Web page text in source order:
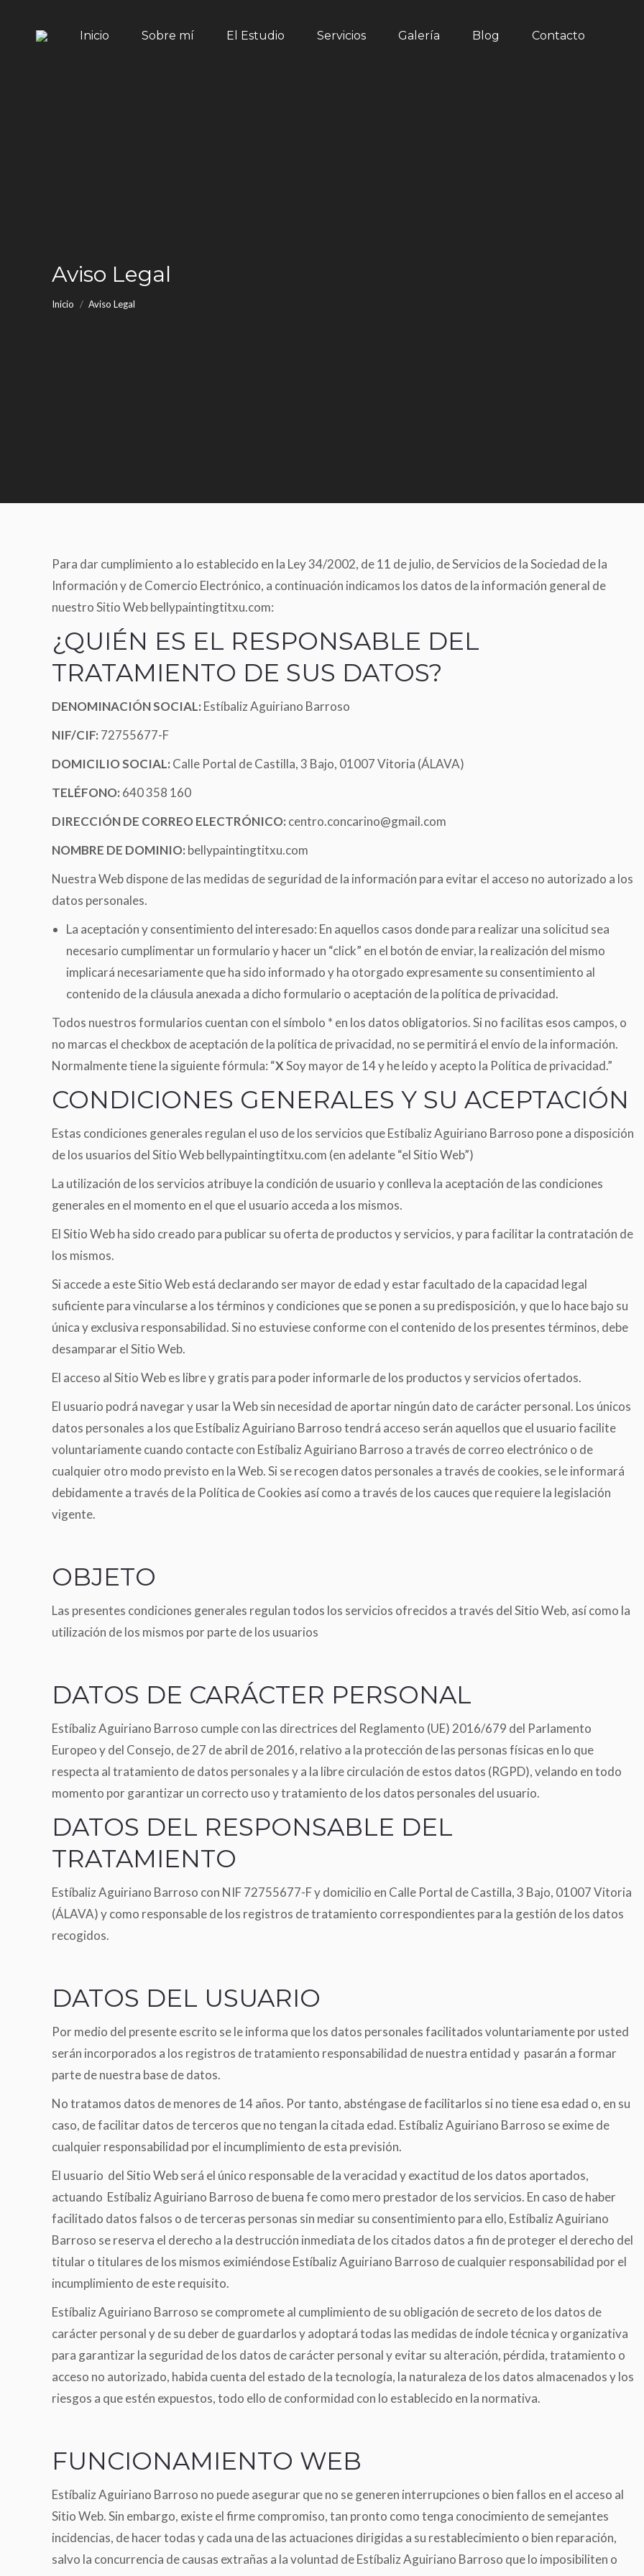
Inicio Sobre mí El Estudio Servicios Galería Blog Contacto
Aviso Legal
Inicio Aviso Legal
Para dar cumplimiento a lo establecido en la Ley 34/2002, de 11 de julio, de Servicios de la Sociedad de la
Información y de Comercio Electrónico, a continuación indicamos los datos de la información general de
nuestro Sitio Web bellypaintingtitxu.com:
¿QUIÉN ES EL RESPONSABLE DEL
TRATAMIENTO DE SUS DATOS?
DENOMINACIÓN SOCIAL: Estíbaliz Aguiriano Barroso
NIF/CIF: 72755677-F
DOMICILIO SOCIAL: Calle Portal de Castilla, 3 Bajo, 01007 Vitoria (ÁLAVA)
TELÉFONO: 640 358 160
DIRECCIÓN DE CORREO ELECTRÓNICO: centro.concarino@gmail.com
NOMBRE DE DOMINIO: bellypaintingtitxu.com
Nuestra Web dispone de las medidas de seguridad de la información para evitar el acceso no autorizado a los
datos personales.
La aceptación y consentimiento del interesado: En aquellos casos donde para realizar una solicitud sea
necesario cumplimentar un formulario y hacer un “click” en el botón de enviar, la realización del mismo
implicará necesariamente que ha sido informado y ha otorgado expresamente su consentimiento al
contenido de la cláusula anexada a dicho formulario o aceptación de la política de privacidad.
Todos nuestros formularios cuentan con el símbolo * en los datos obligatorios. Si no facilitas esos campos, o
no marcas el checkbox de aceptación de la política de privacidad, no se permitirá el envío de la información.
Normalmente tiene la siguiente fórmula: “XSoy mayor de 14 y he leído y acepto la Política de privacidad.”
CONDICIONES GENERALES Y SU ACEPTACIÓN
Estas condiciones generales regulan el uso de los servicios que Estíbaliz Aguiriano Barroso pone a disposición
de los usuarios del Sitio Web bellypaintingtitxu.com (en adelante “el Sitio Web”)
La utilización de los servicios atribuye la condición de usuario y conlleva la aceptación de las condiciones
generales en el momento en el que el usuario acceda a los mismos.
El Sitio Web ha sido creado para publicar su oferta de productos y servicios, y para facilitar la contratación de
los mismos.
Si accede a este Sitio Web está declarando ser mayor de edad y estar facultado de la capacidad legal
suficiente para vincularse a los términos y condiciones que se ponen a su predisposición, y que lo hace bajo su
única y exclusiva responsabilidad. Si no estuviese conforme con el contenido de los presentes términos, debe
desamparar el Sitio Web.
El acceso al Sitio Web es libre y gratis para poder informarle de los productos y servicios ofertados.
El usuario podrá navegar y usar la Web sin necesidad de aportar ningún dato de carácter personal. Los únicos
datos personales a los que Estíbaliz Aguiriano Barroso tendrá acceso serán aquellos que el usuario facilite
voluntariamente cuando contacte con Estíbaliz Aguiriano Barroso a través de correo electrónico o de
cualquier otro modo previsto en la Web. Si se recogen datos personales a través de cookies, se le informará
debidamente a través de la Política de Cookies así como a través de los cauces que requiere la legislación
vigente.
OBJETO
Las presentes condiciones generales regulan todos los servicios ofrecidos a través del Sitio Web, así como la
utilización de los mismos por parte de los usuarios
DATOS DE CARÁCTER PERSONAL
Estíbaliz Aguiriano Barroso cumple con las directrices del Reglamento (UE) 2016/679 del Parlamento
Europeo y del Consejo, de 27 de abril de 2016, relativo a la protección de las personas físicas en lo que
respecta al tratamiento de datos personales y a la libre circulación de estos datos (RGPD), velando en todo
momento por garantizar un correcto uso y tratamiento de los datos personales del usuario.
DATOS DEL RESPONSABLE DEL
TRATAMIENTO
Estíbaliz Aguiriano Barroso con NIF 72755677-F y domicilio en Calle Portal de Castilla, 3 Bajo, 01007 Vitoria
(ÁLAVA) y como responsable de los registros de tratamiento correspondientes para la gestión de los datos
recogidos.
DATOS DEL USUARIO
Por medio del presente escrito se le informa que los datos personales facilitados voluntariamente por usted
serán incorporados a los registros de tratamiento responsabilidad de nuestra entidad y pasarán a formar
parte de nuestra base de datos.
No tratamos datos de menores de 14 años. Por tanto, absténgase de facilitarlos si no tiene esa edad o, en su
caso, de facilitar datos de terceros que no tengan la citada edad. Estíbaliz Aguiriano Barroso se exime de
cualquier responsabilidad por el incumplimiento de esta previsión.
El usuario del Sitio Web será el único responsable de la veracidad y exactitud de los datos aportados,
actuando Estíbaliz Aguiriano Barroso de buena fe como mero prestador de los servicios. En caso de haber
facilitado datos falsos o de terceras personas sin mediar su consentimiento para ello, Estíbaliz Aguiriano
Barroso se reserva el derecho a la destrucción inmediata de los citados datos a fin de proteger el derecho del
titular o titulares de los mismos eximiéndose Estíbaliz Aguiriano Barroso de cualquier responsabilidad por el
incumplimiento de este requisito.
Estíbaliz Aguiriano Barroso se compromete al cumplimiento de su obligación de secreto de los datos de
carácter personal y de su deber de guardarlos y adoptará todas las medidas de índole técnica y organizativa
para garantizar la seguridad de los datos de carácter personal y evitar su alteración, pérdida, tratamiento o
acceso no autorizado, habida cuenta del estado de la tecnología, la naturaleza de los datos almacenados y los
riesgos a que estén expuestos, todo ello de conformidad con lo establecido en la normativa.
FUNCIONAMIENTO WEB
Estíbaliz Aguiriano Barroso no puede asegurar que no se generen interrupciones o bien fallos en el acceso al
Sitio Web. Sin embargo, existe el firme compromiso, tan pronto como tenga conocimiento de semejantes
incidencias, de hacer todas y cada una de las actuaciones dirigidas a su restablecimiento o bien reparación,
salvo la concurrencia de causas extrañas a la voluntad de Estíbaliz Aguiriano Barroso que lo imposibiliten o
Muy buena profesional. De 10! Acertó
con el diseño y pasamos un rato muy
agusto! 100% recomendable!!
Juantx77
Body Painting básico
New born. Totalmente recomendable.
Raquel
Belly Painting completo y Sesión
Newborn
embarazada de 8 meses y
Sandra Sedano
Belly Painting completo